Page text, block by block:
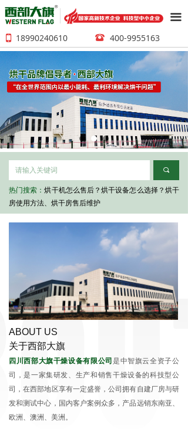
끀
뀰 400-9955163
넓 18990240610
四川西部大旗干燥设备有限公司是中智旗云全资子公
司，是一家集研发、生产和销售干燥设备的科技型公
司，在西部地区享有一定盛誉，公司拥有自建厂房与研
发和测试中心，国内客户案例众多，产品远销东南亚、
欧洲、澳洲、美洲。
ABOUT US
关于西部大旗
热门搜索：烘干机怎么售后？烘干设备怎么选择？烘干
房使用方法、烘干房售后维护
끠